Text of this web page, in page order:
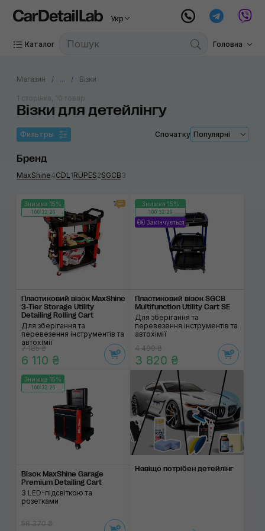
Укр
Каталог Головна
Магазин ... Візки
Візки для детейлінгу
1 сторінка, 10 товар
Фильтры Спочатку Популярні
Бренд
MaxShine4CDL1RUPES2SGCB3
Знижка 15%
100:32:26
1
Пластиковий візок MaxShine
3-Tier Storage Utility
Detailing Rolling Cart
Для зберігання та
перевезення інструментів та
автохімії
7 185 ₴
6 110 ₴
Знижка 15%
100:32:26
Закінчується
Пластиковий візок SGCB
Multifunction Utility Cart SE
Для зберігання та
перевезення інструментів та
автохімії
4 490 ₴
3 820 ₴
Знижка 15%
100:32:26
Візок MaxShine Garage
Premium Detailing Cart
З LED-підсвіткою та
розетками
58 370 ₴
Навіщо потрібен детейлінг